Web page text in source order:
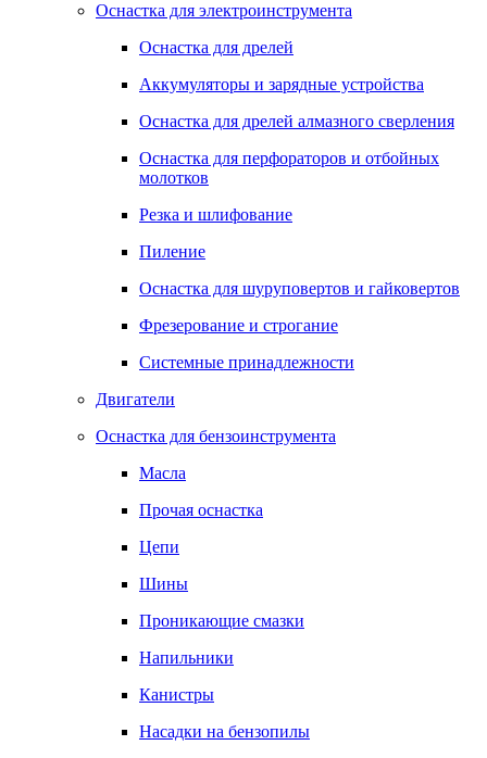
Оснастка для электроинструмента
Оснастка для дрелей
Аккумуляторы и зарядные устройства
Оснастка для дрелей алмазного сверления
Оснастка для перфораторов и отбойных
молотков
Резка и шлифование
Пиление
Оснастка для шуруповертов и гайковертов
Фрезерование и строгание
Системные принадлежности
Двигатели
Оснастка для бензоинструмента
Масла
Прочая оснастка
Цепи
Шины
Проникающие смазки
Напильники
Канистры
Насадки на бензопилы